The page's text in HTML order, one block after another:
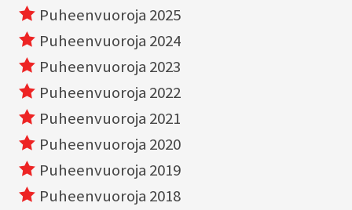
Puheenvuoroja 2025
Puheenvuoroja 2024
Puheenvuoroja 2023
Puheenvuoroja 2022
Puheenvuoroja 2021
Puheenvuoroja 2020
Puheenvuoroja 2019
Puheenvuoroja 2018